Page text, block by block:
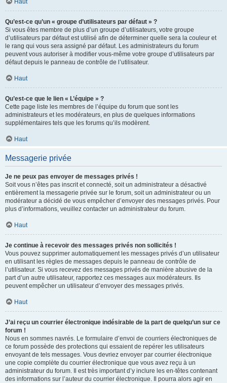
Haut
Qu’est-ce qu’un « groupe d’utilisateurs par défaut » ?
Si vous êtes membre de plus d’un groupe d’utilisateurs, votre groupe
d’utilisateurs par défaut est utilisé afin de déterminer quelle sera la couleur et
le rang qui vous sera assigné par défaut. Les administrateurs du forum
peuvent vous autoriser à modifier vous-même votre groupe d’utilisateurs par
défaut depuis le panneau de contrôle de l’utilisateur.
Haut
Qu’est-ce que le lien « L’équipe » ?
Cette page liste les membres de l’équipe du forum que sont les
administrateurs et les modérateurs, en plus de quelques informations
supplémentaires tels que les forums qu’ils modèrent.
Haut
Messagerie privée
Je ne peux pas envoyer de messages privés !
Soit vous n’êtes pas inscrit et connecté, soit un administrateur a désactivé
entièrement la messagerie privée sur le forum, soit un administrateur ou un
modérateur a décidé de vous empêcher d’envoyer des messages privés. Pour
plus d’informations, veuillez contacter un administrateur du forum.
Haut
Je continue à recevoir des messages privés non sollicités !
Vous pouvez supprimer automatiquement les messages privés d’un utilisateur
en utilisant les règles de messages depuis le panneau de contrôle de
l’utilisateur. Si vous recevez des messages privés de manière abusive de la
part d’un autre utilisateur, rapportez ces messages aux modérateurs. Ils
peuvent empêcher un utilisateur d’envoyer des messages privés.
Haut
J’ai reçu un courrier électronique indésirable de la part de quelqu’un sur ce
forum !
Nous en sommes navrés. Le formulaire d’envoi de courriers électroniques de
ce forum possède des protections qui essaient de repérer les utilisateurs
envoyant de tels messages. Vous devriez envoyer par courrier électronique
une copie complète du courrier électronique que vous avez reçu à un
administrateur du forum. Il est très important d’y inclure les en-têtes contenant
des informations sur l’auteur du courrier électronique. Il pourra alors agir en